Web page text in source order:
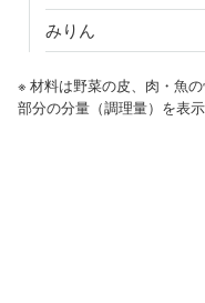
みりん
※ 材料は野菜の皮、肉・魚
部分の分量（調理量）を表示